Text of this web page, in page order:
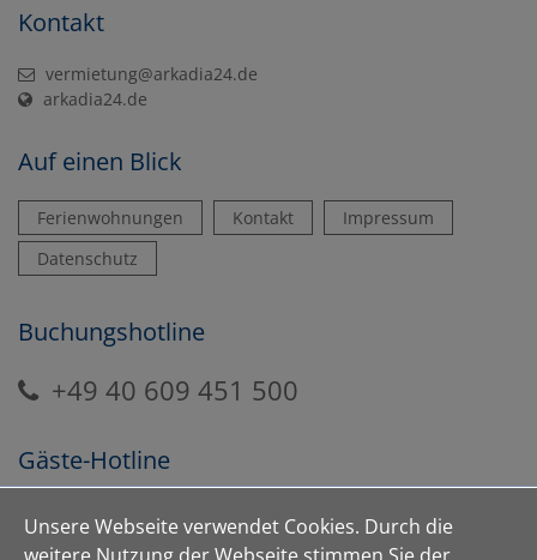
Unsere Webseite verwendet Cookies. Durch die
Kontakt
vermietung@arkadia24.de
arkadia24.de
Auf einen Blick
Ferienwohnungen Kontakt
Impressum
Datenschutz
Buchungshotline
+49 40 609 451 500
Gäste-Hotline
+49 40 609 451 508